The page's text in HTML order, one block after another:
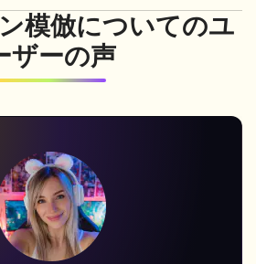
模倣についてのユ
ザーの声